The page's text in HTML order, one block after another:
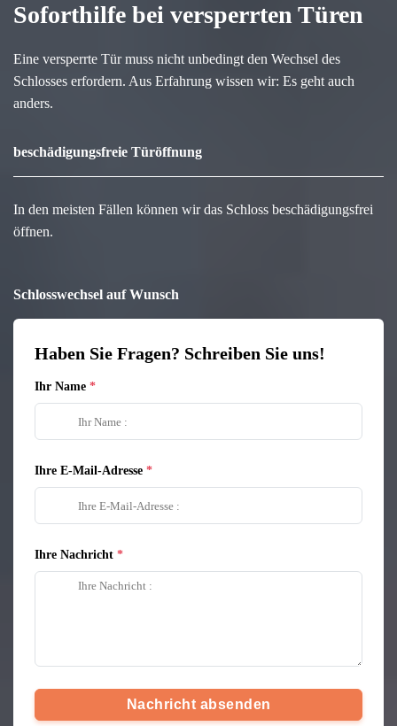
Soforthilfe bei versperrten Türen
Eine versperrte Tür muss nicht unbedingt den Wechsel des
Schlosses erfordern. Aus Erfahrung wissen wir: Es geht auch
anders.
beschädigungsfreie Türöffnung
In den meisten Fällen können wir das Schloss beschädigungsfrei
öffnen.
Schlosswechsel auf Wunsch
Haben Sie Fragen? Schreiben Sie uns!
Ihr Name
Ihre E-Mail-Adresse
Ihre Nachricht
Nachricht absenden